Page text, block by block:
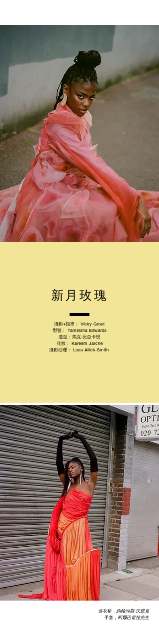
新月玫瑰
攝影+指導： Vicky Grout
型號： Tameisha Edwards
造型： 馬克·比亞卡思
化妝： Kareem Jarche
攝影助理： Luca Allick-Smith
連衣裙， 約翰內斯·沃恩克
手套， 阿爾巴雷拉先生